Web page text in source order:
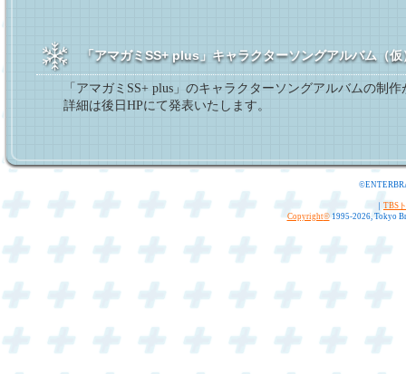
「アマガミSS+ plus」キャラクターソングアルバム（
「アマガミSS+ plus」のキャラクターソングアルバムの制
詳細は後日HPにて発表いたします。
｜ TBS
Copyright© 1995-2026, Tokyo